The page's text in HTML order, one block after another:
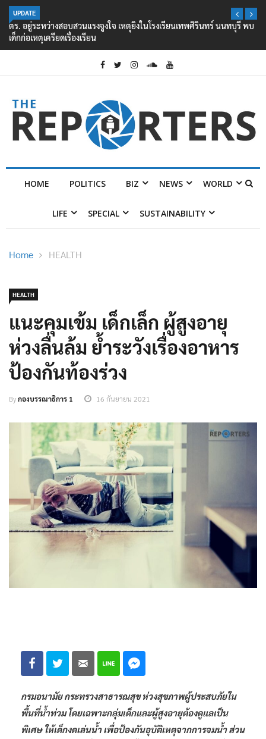
UPDATE
ตร. อยู่ระหว่างสอบสวนแรงจูงใจ เหตุยิงในโรงเรียนเทพศิรินทร์ นนทบุรี พบ
เด็กก่อเหตุเครียดเรื่องเรียน
HOME POLITICS BIZ NEWS WORLD
LIFE SPECIAL SUSTAINABILITY
Home HEALTH
HEALTH
แนะคุมเข้ม เด็กเล็ก ผู้สูงอายุ
ห่วงลื่นล้ม ย้ำระวังเรื่องอาหาร
ป้องกันท้องร่วง
Byกองบรรณาธิการ 1 16 กันยายน 2021
กรมอนามัย กระทรวงสาธารณสุข ห่วงสุขภาพผู้ประสบภัยใน
พื้นที่น้ำท่วม โดยเฉพาะกลุ่มเด็กและผู้สูงอายุต้องดูแลเป็น
พิเศษ ให้เด็กงดเล่นน้ำ เพื่อป้องกันอุบัติเหตุจากการจมน้ำ ส่วน